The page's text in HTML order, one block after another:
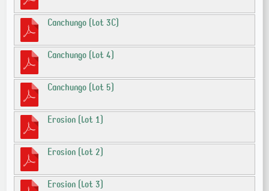
Canchungo (lot 3C)
Canchungo (lot 4)
Canchungo (lot 5)
Erosion (lot 1)
Erosion (lot 2)
Erosion (lot 3)